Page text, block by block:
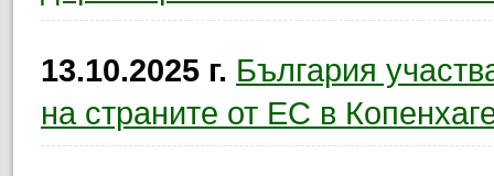
13.10.2025 г. България
на страните от ЕС в